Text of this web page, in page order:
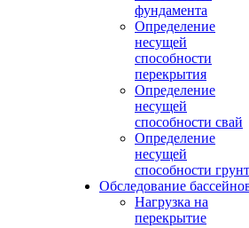
фундамента
Определение
несущей
способности
перекрытия
Определение
несущей
способности свай
Определение
несущей
способности
Обследование
Нагрузка на
перекрытие